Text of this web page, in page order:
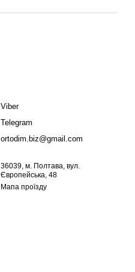
Viber
Telegram
ortodim.biz@gmail.com
36039, м. Полтава, вул.
Європейська, 48
Мапа проїзду